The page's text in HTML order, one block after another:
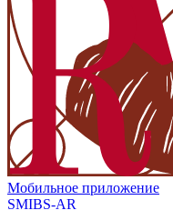
Мобильное приложение
SMIBS-AR